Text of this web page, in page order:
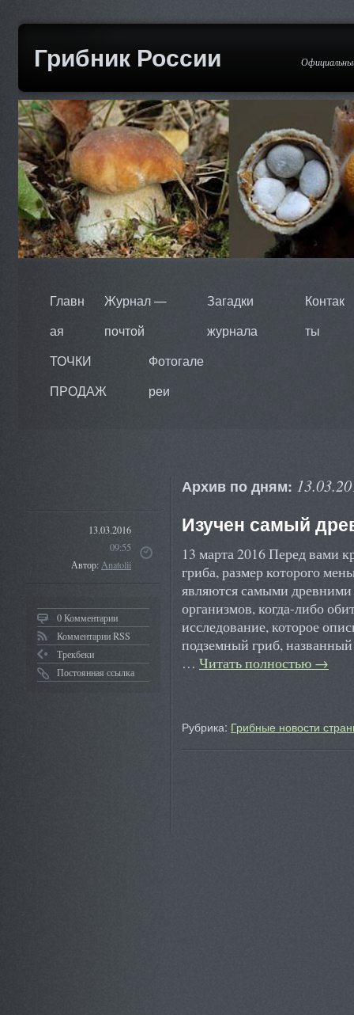
Грибник России
Главн
ая
Журнал —
почтой
Загадки
журнала
Контак
ты
ТОЧКИ
ПРОДАЖ
Фотогале
реи
Архив по дням:
13.03.2016
09:55
Автор:Anatolii
0 Комментарии
Комментарии RSS
Трекбеки
Постоянная ссылка
Изучен самый
13 марта 2016 Перед вами
гриба, размер которого
являются самыми древними
организмов, когда-либо
исследование, которое
подземный гриб,
… Читать полностью →
Рубрика: Грибные новости